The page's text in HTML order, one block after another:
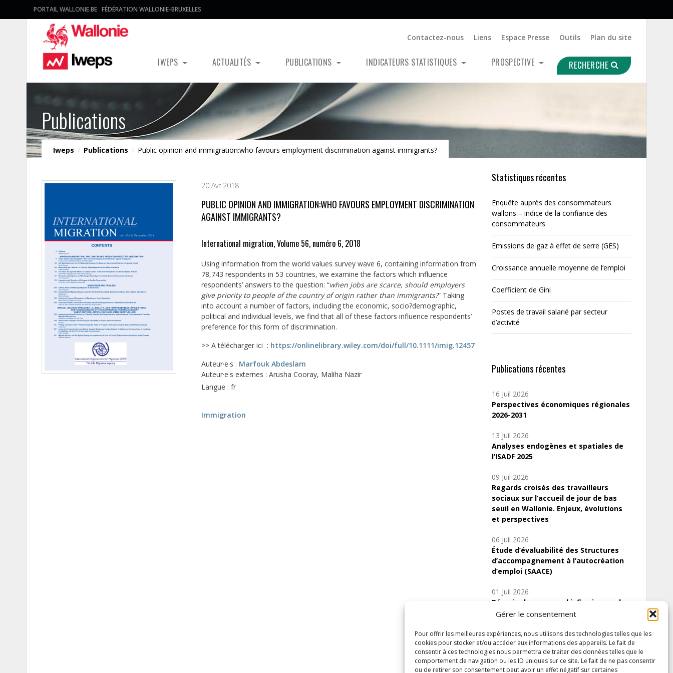
Gérer le consentement
Pour offrir les meilleures expériences, nous utilisons des technologies telles que les
cookies pour stocker et/ou accéder aux informations des appareils. Le fait de
consentir à ces technologies nous permettra de traiter des données telles que le
comportement de navigation ou les ID uniques sur ce site. Le fait de ne pas consentir
ou de retirer son consentement peut avoir un effet négatif sur certaines
PORTAIL WALLONIE.BE FÉDÉRATION WALLONIE-BRUXELLES
Contactez-nous Liens Espace Presse Outils Plan du site
IWEPS ACTUALITÉS PUBLICATIONS INDICATEURS STATISTIQUES PROSPECTIVE RECHERCHE
Publications
Iweps / Publications / Public opinion and immigration:who favours employment discrimination against immigrants?
20 Avr 2018
PUBLIC OPINION AND IMMIGRATION:WHO FAVOURS EMPLOYMENT DISCRIMINATION
AGAINST IMMIGRANTS?
International migration, Volume 56, numéro 6, 2018
Using information from the world values survey wave 6, containing information from
78,743 respondents in 53 countries, we examine the factors which influence
respondents’ answers to the question: “when jobs are scarce, should employers
give priority to people of the country of origin rather than immigrants?” Taking
into account a number of factors, including the economic, socio?demographic,
political and individual levels, we find that all of these factors influence respondents’
preference for this form of discrimination.
>> A télécharger ici : https://onlinelibrary.wiley.com/doi/full/10.1111/imig.12457
Auteur·e·s : Marfouk Abdeslam
Auteur·e·s externes : Arusha Cooray, Maliha Nazir
Langue : fr
Immigration
Statistiques récentes
Enquête auprès des consommateurs
wallons – indice de la confiance des
consommateurs
Emissions de gaz à effet de serre (GES)
Croissance annuelle moyenne de l’emploi
Coefficient de Gini
Postes de travail salarié par secteur
d’activité
Publications récentes
16 Juil 2026
Perspectives économiques régionales
2026-2031
13 Juil 2026
Analyses endogènes et spatiales de
l’ISADF 2025
09 Juil 2026
Regards croisés des travailleurs
sociaux sur l’accueil de jour de bas
seuil en Wallonie. Enjeux, évolutions
et perspectives
06 Juil 2026
Étude d’évaluabilité des Structures
d’accompagnement à l’autocréation
d’emploi (SAACE)
01 Juil 2026
Pénurie du personnel infirmier :quels
indicateurs d’offre de soins pour
Inscrivez-vous à notre newsletter